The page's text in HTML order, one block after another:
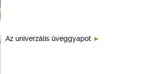
Az univerzális üveggyapot